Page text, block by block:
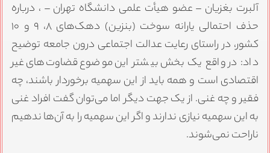
آلبرت بغزیان – عضو هیأت علمی دانشگاه تهران – ، درباره
حذف احتمالی یارانه سوخت (بنزین) دهک‌های ۸، ۹ و ۱۰
کشور، در راستای رعایت عدالت اجتماعی درون جامعه توضیح
داد: در واقع یک بخش بیشتر این موضوع قضاوت‌های غیر
اقتصادی است و همه باید از این سهمیه برخوردار باشند، چه
فقیر و چه غنی. از یک جهت دیگر اما می‌توان گفت افراد غنی
به این سهمیه نیازی ندارند و اگر این سهمیه را به آن‌ها ندهیم
ناراحت نمی‌شوند.